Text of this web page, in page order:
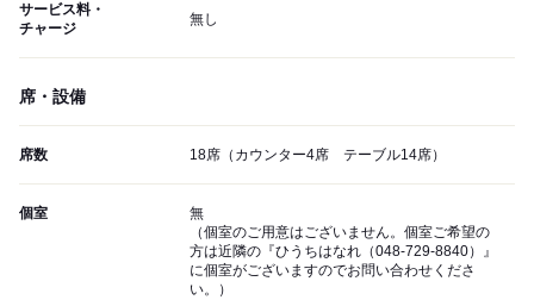
サービス料・
チャージ
無し
席・設備
席数 18席（カウンター4席 テーブル14席）
個室
無
（個室のご用意はございません。個室ご希望の
方は近隣の『ひうちはなれ（048-729-8840）』
に個室がございますのでお問い合わせくださ
い。）